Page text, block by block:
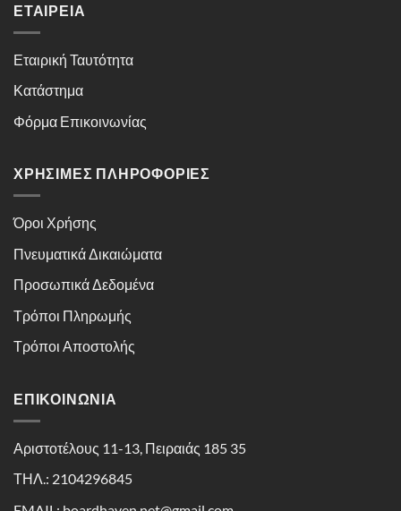
ΕΤΑΙΡΕΊΑ
Εταιρική Ταυτότητα
Κατάστημα
Φόρμα Επικοινωνίας
ΧΡΉΣΙΜΕΣ ΠΛΗΡΟΦΟΡΊΕΣ
Όροι Χρήσης
Πνευματικά Δικαιώματα
Προσωπικά Δεδομένα
Τρόποι Πληρωμής
Τρόποι Αποστολής
ΕΠΙΚΟΙΝΩΝΊΑ
Αριστοτέλους 11-13, Πειραιάς 185 35
ΤΗΛ.: 2104296845